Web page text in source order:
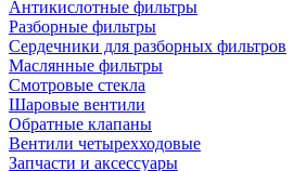
Антикислотные фильтры
Разборные фильтры
Сердечники для разборных фильтров
Маслянные фильтры
Смотровые стекла
Шаровые вентили
Обратные клапаны
Вентили четырехходовые
Запчасти и аксессуары